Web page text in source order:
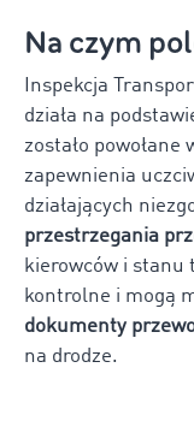
Na czym
Inspekcja
działa na
zostało
zapewnienia
działających
przestrzegania
kierowców i stanu
kontrolne i mogą
dokumenty
na drodze.